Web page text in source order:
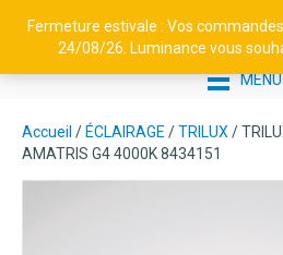
Fermeture estivale : Vos
24/08/26. Luminance vous
MENU
Accueil / ÉCLAIRAGE /TRILUX /
AMATRIS G4 4000K 8434151